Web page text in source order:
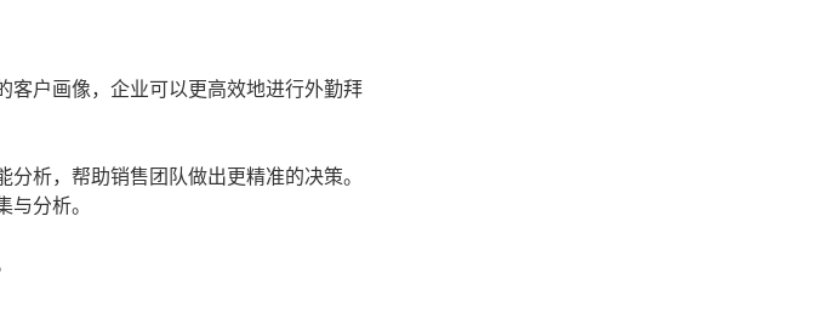
客户画像，企业可以更高效地进行外勤拜
析，帮助销售团队做出更精准的决策。
分析。